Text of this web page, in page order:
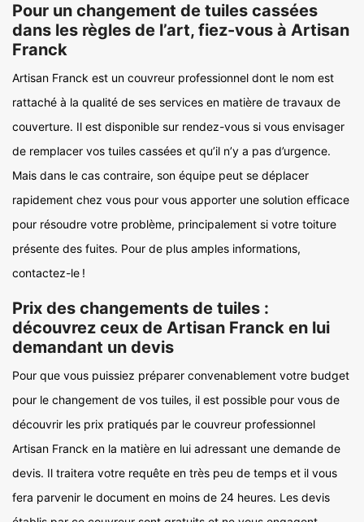
Pour un changement de tuiles cassées
dans les règles de l’art, fiez-vous à Artisan
Franck
Artisan Franck est un couvreur professionnel dont le nom est
rattaché à la qualité de ses services en matière de travaux de
couverture. Il est disponible sur rendez-vous si vous envisager
de remplacer vos tuiles cassées et qu’il n’y a pas d’urgence.
Mais dans le cas contraire, son équipe peut se déplacer
rapidement chez vous pour vous apporter une solution efficace
pour résoudre votre problème, principalement si votre toiture
présente des fuites. Pour de plus amples informations,
contactez-le !
Prix des changements de tuiles :
découvrez ceux de Artisan Franck en lui
demandant un devis
Pour que vous puissiez préparer convenablement votre budget
pour le changement de vos tuiles, il est possible pour vous de
découvrir les prix pratiqués par le couvreur professionnel
Artisan Franck en la matière en lui adressant une demande de
devis. Il traitera votre requête en très peu de temps et il vous
fera parvenir le document en moins de 24 heures. Les devis